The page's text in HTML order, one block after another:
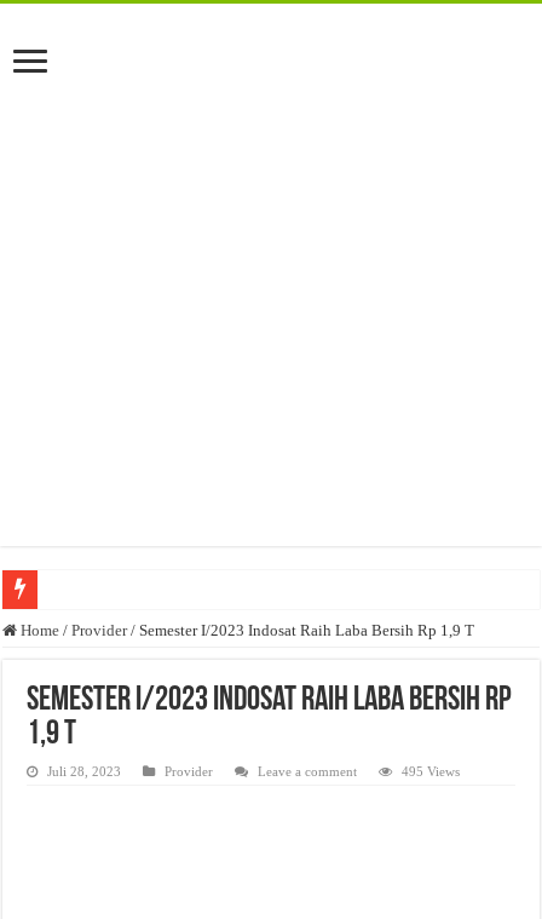
Anda butuh promosi usaha? Kontak ke Email redaksi@bisnisnasional.com
Dibutuhkan Marketing. Lamaran di-email ke redaksi@bisnisnasional.com
Home / Provider / Semester I/2023 Indosat Raih Laba Bersih Rp 1,9 T
Semester I/2023 Indosat Raih Laba Bersih Rp
1,9 T
Juli 28, 2023 Provider Leave a comment 495 Views